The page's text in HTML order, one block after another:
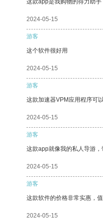
这款app是我购物的得力助
2024-05-15
游客
这个软件很好用
2024-05-15
游客
这款加速器VPM应用程序可
2024-05-15
游客
这款app就像我的私人导游，
2024-05-15
游客
这款软件的价格非常实惠，值
2024-05-15